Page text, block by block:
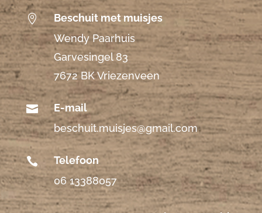

Beschuit met muisjes
Wendy Paarhuis
Garvesingel 83
7672 BK Vriezenveen

E-mail
beschuit.muisjes@gmail.com

Telefoon
06 13388057